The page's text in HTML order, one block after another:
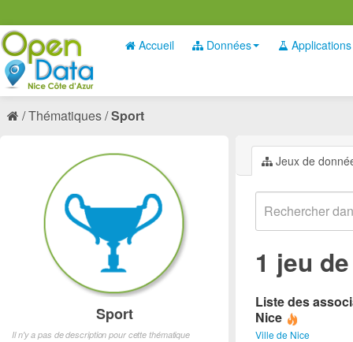
Accueil Données Applications
Thématiques Sport
Jeux de
1 jeu
Liste des
Nice
Ville de Nice
Sport
Il n'y a pas de description pour cette thématique